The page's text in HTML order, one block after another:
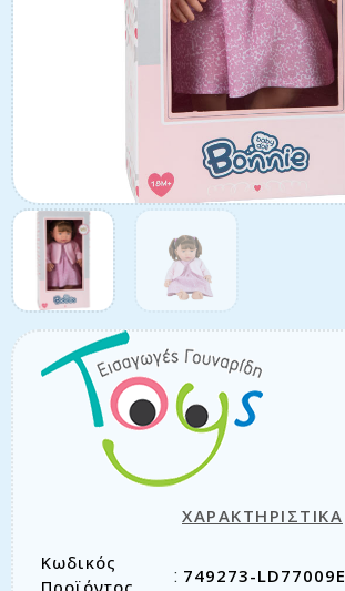
ΧΑΡΑΚΤΗΡΙΣΤΙΚΑ
Κωδικός
: 749273-LD77009E